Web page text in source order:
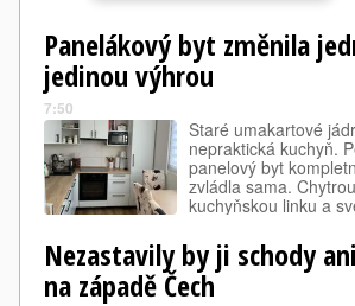
Panelákový byt změnila
jedinou výhrou
7:50
Staré umakartové
nepraktická kuchyň.
panelový byt
zvládla sama.
kuchyňskou linku a
Nezastavily by ji schody
na západě Čech